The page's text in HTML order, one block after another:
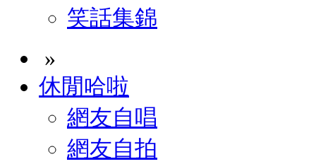
笑話集錦
»
休閒哈啦
網友自唱
網友自拍